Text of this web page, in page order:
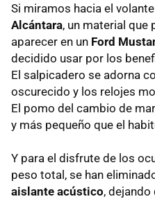
Si miramos hacia el
Alcántara, un material que
aparecer en un Ford
decidido usar por los
El salpicadero se adorna
oscurecido y los relojes
El pomo del cambio de
y más pequeño que el
Y para el disfrute de los
peso total, se han
aislante acústico, dejando